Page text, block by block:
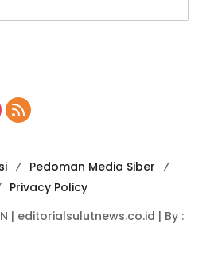
Pedoman Media Siber
Privacy Policy
| editorialsulutnews.co.id | By :